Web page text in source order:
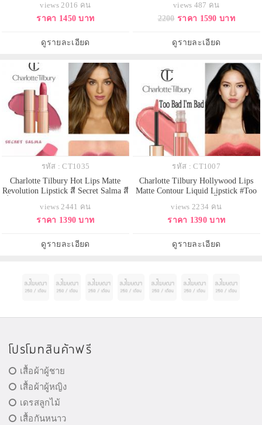
ละเอียด สีชมพูสดใสน่ารัก ข้างนอก
เป็นชมพูพีช ข้างในเป็นชมพูเข้ม ปัด
ประกายไร้ขีดจำกัด ด้วย Light Flex
Technology และ
views 2016 คน
ราคา 1450 บาท
ดูรายละเอียด
ไฮไลท์ชนิดเนื้อแป้งที่มีความเนียน
ละเอียดสูง สามารถสร้างมิติของแสง
ของ SILKY MICA ทำให้เนื้อบางเบา
ดุจแพรไหม เกลี่ยง่าย ช่วยให้เอฟ
views 487 คน
2200 ราคา 1590 บาท
ดูรายละเอียด
รหัส : CT1035
Charlotte Tilbury Hot Lips Matte
Revolution Lipstick สี Secret Salma สี
เยกโทนสีชมพูอมม่วง ลิปสติกเนื้อ
แมทเนียนนุ่มที่มาในแพคเกจสุดหรู
และ สามารถกลบสีเดิมของริมฝีปาก
views 2441 คน
ราคา 1390 บาท
ดูรายละเอียด
รหัส : CT1007
Charlotte Tilbury Hollywood Lips
Matte Contour Liquid Lipstick #Too
ลุดจากป้าชาล็อต สีสวย แพคเกจสวย
ตามสไตน์คุณป้าเลยค่ะ ลิปสติกเนื้อ
ฝีปากเต่งตึง ไม่เป็นรอยย่น และยังม
views 2234 คน
ราคา 1390 บาท
ดูรายละเอียด
โปรโมทสินค้าฟรี
เสื้อผ้าผู้ชาย
เสื้อผ้าผู้หญิง
เดรสลูกไม้
เสื้อกันหนาว